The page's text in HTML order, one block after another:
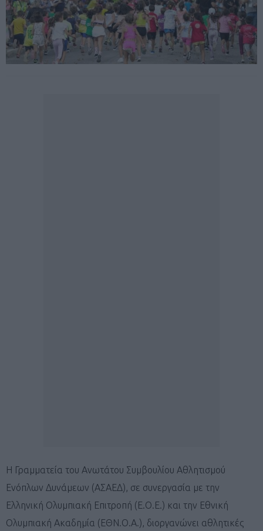
Η Γραμματεία του Ανωτάτου Συμβουλίου Αθλητισμού
Ενόπλων Δυνάμεων (ΑΣΑΕΔ), σε συνεργασία με την
Ελληνική Ολυμπιακή Επιτροπή (Ε.Ο.Ε.) και την Εθνική
Ολυμπιακή Ακαδημία (ΕΘΝ.Ο.Α.), διοργανώνει αθλητικές